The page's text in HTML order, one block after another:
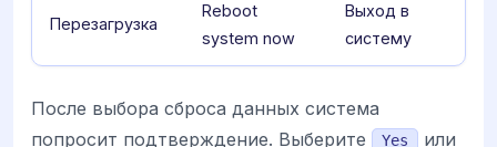
Перезагрузка
Reboot
system now
Выход в
систему
После выбора сброса данных система
попросит подтверждение. Выберите
Yes или